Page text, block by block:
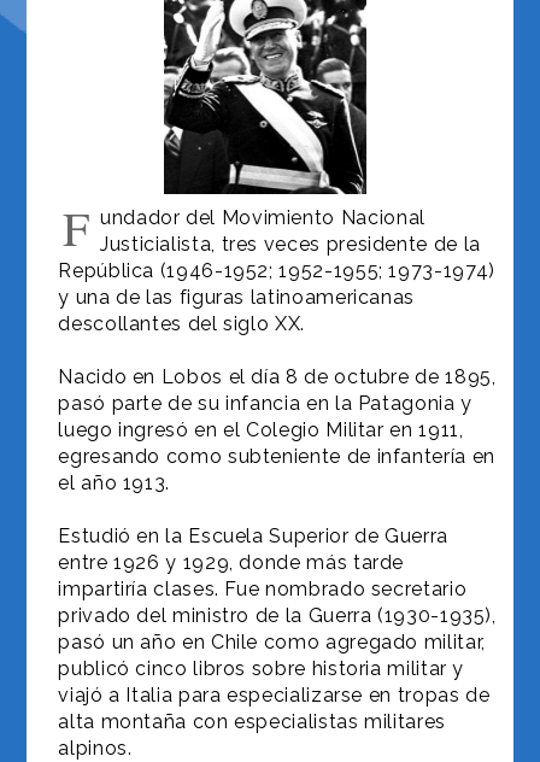
F undador del Movimiento Nacional
Justicialista, tres veces presidente de la
República (1946-1952; 1952-1955; 1973-1974)
y una de las figuras latinoamericanas
descollantes del siglo XX.
Nacido en Lobos el día 8 de octubre de 1895,
pasó parte de su infancia en la Patagonia y
luego ingresó en el Colegio Militar en 1911,
egresando como subteniente de infantería en
el año 1913.
Estudió en la Escuela Superior de Guerra
entre 1926 y 1929, donde más tarde
impartiría clases. Fue nombrado secretario
privado del ministro de la Guerra (1930-1935),
pasó un año en Chile como agregado militar,
publicó cinco libros sobre historia militar y
viajó a Italia para especializarse en tropas de
alta montaña con especialistas militares
alpinos.